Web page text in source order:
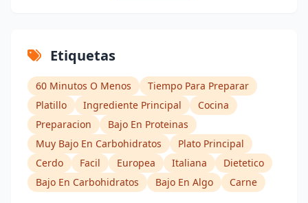
Etiquetas
60 Minutos O Menos
Tiempo Para Preparar
Platillo
Ingrediente Principal
Cocina
Preparacion
Bajo En Proteinas
Muy Bajo En Carbohidratos
Plato Principal
Cerdo
Facil Europea Italiana
Dietetico
Bajo En Carbohidratos
Bajo En Algo Carne